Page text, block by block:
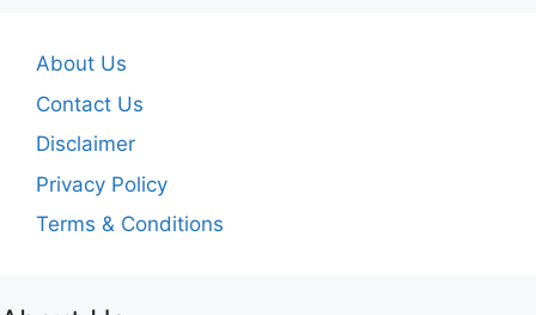
About Us
Contact Us
Disclaimer
Privacy Policy
Terms & Conditions